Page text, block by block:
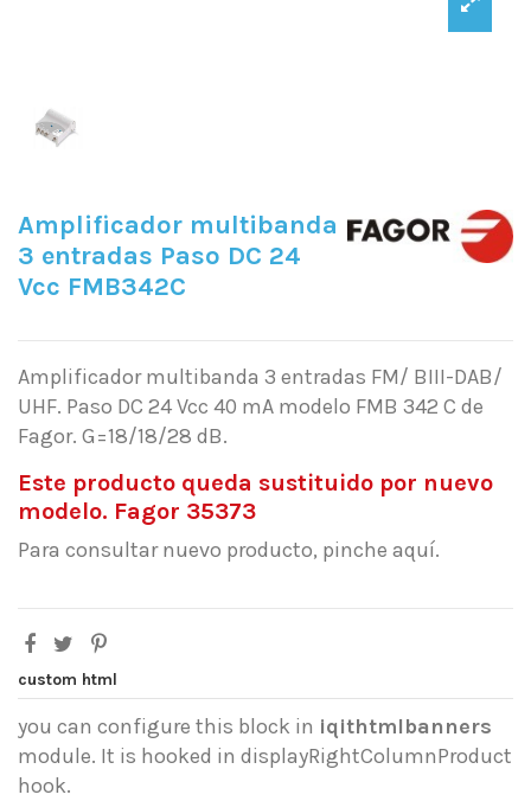
Amplificador multibanda
3 entradas Paso DC 24
Vcc FMB342C
Amplificador multibanda 3 entradas FM/ BIII-DAB/
UHF. Paso DC 24 Vcc 40 mA modelo FMB 342 C de
Fagor. G=18/18/28 dB.
Este producto queda sustituido por nuevo
modelo. Fagor 35373
Para consultar nuevo producto, pinche aquí.
custom html
you can configure this block in iqithtmlbanners
module. It is hooked in displayRightColumnProduct
hook.